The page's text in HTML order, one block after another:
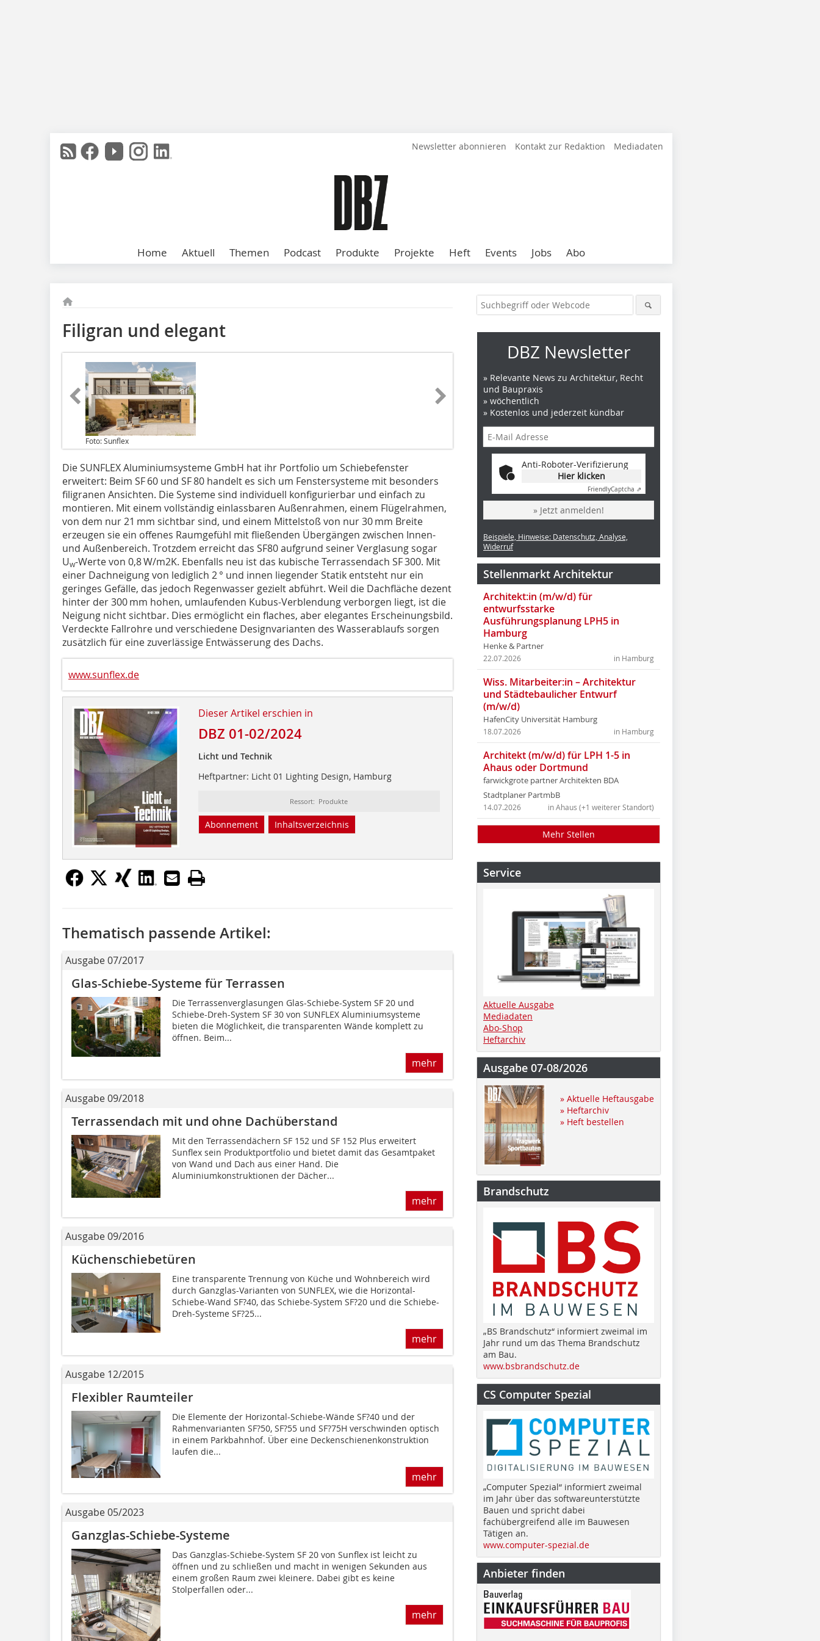
Newsletter abonnieren Kontakt zur Redaktion Mediadaten
Home Aktuell Themen Podcast Produkte Projekte Heft Events Jobs Abo
Filigran und elegant
Foto: Sunflex
Die SUNFLEX Aluminiumsysteme GmbH hat ihr Portfolio um Schiebefenster
erweitert: Beim SF 60 und SF 80 handelt es sich um Fenstersysteme mit besonders
filigranen Ansichten. Die Systeme sind individuell konfigurierbar und einfach zu
montieren. Mit einem vollständig einlassbaren Außenrahmen, einem Flügelrahmen,
von dem nur 21 mm sichtbar sind, und einem Mittelstoß von nur 30 mm Breite
erzeugen sie ein offenes Raumgefühl mit fließenden Übergängen zwischen Innen-
und Außenbereich. Trotzdem erreicht das SF80 aufgrund seiner Verglasung sogar
Uw-Werte von 0,8 W/m2K. Ebenfalls neu ist das kubische Terrassendach SF 300. Mit
einer Dachneigung von lediglich 2 ° und innen liegender Statik entsteht nur ein
geringes Gefälle, das jedoch Regenwasser gezielt abführt. Weil die Dachfläche dezent
hinter der 300 mm hohen, umlaufenden Kubus-Verblendung verborgen liegt, ist die
Neigung nicht sichtbar. Dies ermöglicht ein flaches, aber elegantes Erscheinungsbild.
Verdeckte Fallrohre und verschiedene Designvarianten des Wasserablaufs sorgen
zusätzlich für eine zuverlässige Entwässerung des Dachs.
www.sunflex.de
Dieser Artikel erschien in
DBZ 01-02/2024
Licht und Technik
Heftpartner: Licht 01 Lighting Design, Hamburg
Ressort: Produkte
Abonnement Inhaltsverzeichnis
Thematisch passende Artikel:
Ausgabe 07/2017
Glas-Schiebe-Systeme für Terrassen
Die Terrassenverglasungen Glas-Schiebe-System SF 20 und
Schiebe-Dreh-System SF 30 von SUNFLEX Aluminiumsysteme
bieten die Möglichkeit, die transparenten Wände komplett zu
öffnen. Beim...
mehr
Ausgabe 09/2018
Terrassendach mit und ohne Dachüberstand
Mit den Terrassendächern SF 152 und SF 152 Plus erweitert
Sunflex sein Produktportfolio und bietet damit das Gesamtpaket
von Wand und Dach aus einer Hand. Die
Aluminiumkonstruktionen der Dächer...
mehr
Ausgabe 09/2016
Küchenschiebetüren
Eine transparente Trennung von Küche und Wohnbereich wird
durch Ganzglas-Varianten von SUNFLEX, wie die Horizontal-
Schiebe-Wand SF?40, das Schiebe-System SF?20 und die Schiebe-
Dreh-Systeme SF?25...
mehr
Ausgabe 12/2015
Flexibler Raumteiler
Die Elemente der Horizontal-Schiebe-Wände SF?40 und der
Rahmenvarianten SF?50, SF?55 und SF?75H verschwinden optisch
in einem Parkbahnhof. Über eine Deckenschienenkonstruktion
laufen die...
mehr
Ausgabe 05/2023
Ganzglas-Schiebe-Systeme
Das Ganzglas-Schiebe-System SF 20 von Sunflex ist leicht zu
öffnen und zu schließen und macht in wenigen Sekunden aus
einem großen Raum zwei kleinere. Dabei gibt es keine
Stolperfallen oder...
mehr
DBZ Newsletter
» Relevante News zu Architektur, Recht
und Baupraxis
» wöchentlich
» Kostenlos und jederzeit kündbar
Anti-Roboter-Verifizierung
Hier klicken
FriendlyCaptcha ⇗
» Jetzt anmelden!
Beispiele, Hinweise: Datenschutz, Analyse,
Widerruf
Stellenmarkt Architektur
Architekt:in (m/w/d) für
entwurfsstarke
Ausführungsplanung LPH5 in
Hamburg
Henke & Partner
in Hamburg
22.07.2026
Wiss. Mitarbeiter:in – Architektur
und Städtebaulicher Entwurf
(m/w/d)
HafenCity Universität Hamburg
in Hamburg
18.07.2026
Architekt (m/w/d) für LPH 1-5 in
Ahaus oder Dortmund
farwickgrote partner Architekten BDA
Stadtplaner PartmbB
in Ahaus (+1 weiterer Standort)
14.07.2026
Mehr Stellen
Service
Aktuelle Ausgabe
Mediadaten
Abo-Shop
Heftarchiv
Ausgabe 07-08/2026
» Aktuelle Heftausgabe
» Heftarchiv
» Heft bestellen
Brandschutz
„BS Brandschutz“ informiert zweimal im
Jahr rund um das Thema Brandschutz
am Bau.
www.bsbrandschutz.de
CS Computer Spezial
„Computer Spezial“ informiert zweimal
im Jahr über das softwareunterstützte
Bauen und spricht dabei
fachübergreifend alle im Bauwesen
Tätigen an.
www.computer-spezial.de
Anbieter finden